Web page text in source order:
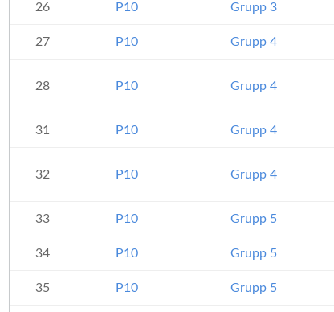
26 P10 Grupp 3
27 P10 Grupp 4
28 P10 Grupp 4
31 P10 Grupp 4
32 P10 Grupp 4
33 P10 Grupp 5
34 P10 Grupp 5
35 P10 Grupp 5